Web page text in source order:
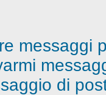
messaggi
di